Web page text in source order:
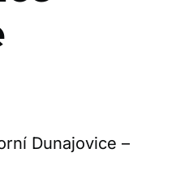
Dunajovice –